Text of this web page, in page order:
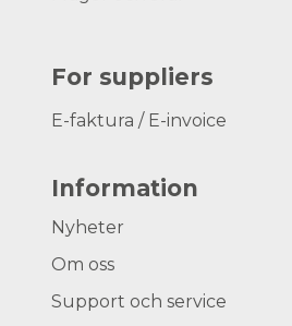
For suppliers
E-faktura / E-invoice
Information
Nyheter
Om oss
Support och service